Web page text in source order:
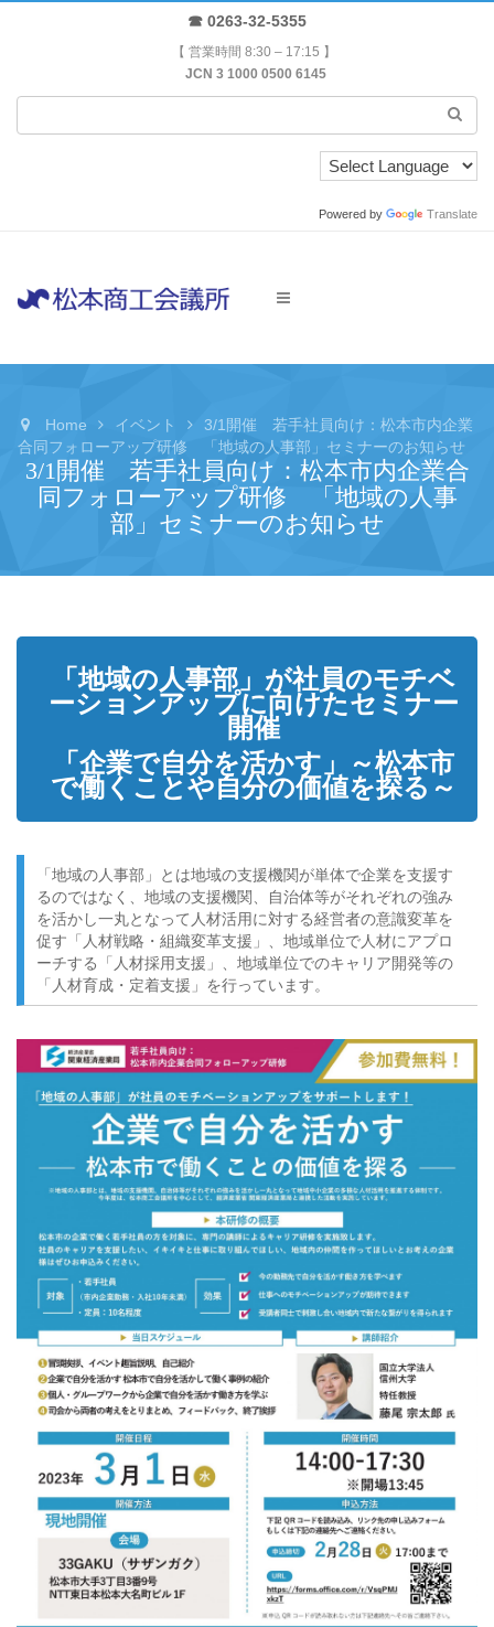
☎ 0263-32-5355
【 営業時間 8:30 – 17:15 】
JCN 3 1000 0500 6145
Powered by Translate
Home イベント
3/1開催 若手社員向け：松本市内企業
合同フォローアップ研修 「地域の人事部」セミナーのお知らせ
3/1開催 若手社員向け：松本市内企業合
同フォローアップ研修 「地域の人事
部」セミナーのお知らせ
「地域の人事部」が社員のモチベ
ーションアップに向けたセミナー
開催
「企業で自分を活かす」～松本市
で働くことや自分の価値を探る～
「地域の人事部」とは地域の支援機関が単体で企業を支援す
るのではなく、地域の支援機関、自治体等がそれぞれの強み
を活かし一丸となって人材活用に対する経営者の意識変革を
促す「人材戦略・組織変革支援」、地域単位で人材にアプロ
ーチする「人材採用支援」、地域単位でのキャリア開発等の
「人材育成・定着支援」を行っています。